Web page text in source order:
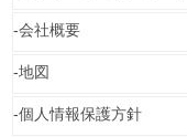
会社概要
地図
個人情報保護方針